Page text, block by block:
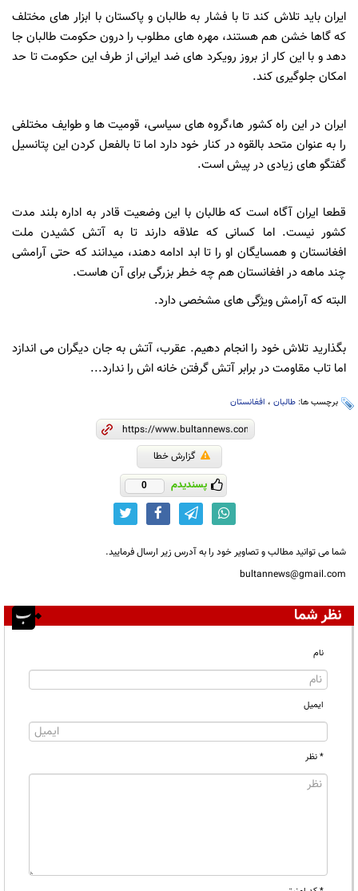
ایران باید تلاش کند تا با فشار به طالبان و پاکستان با ابزار های مختلف
که گاها خشن هم هستند، مهره های مطلوب را درون حکومت طالبان جا
دهد و با این کار از بروز رویکرد های ضد ایرانی از طرف این حکومت تا حد
امکان جلوگیری کند.
ایران در این راه کشور ها،گروه های سیاسی، قومیت ها و طوایف مختلفی
را به عنوان متحد بالقوه در کنار خود دارد اما تا بالفعل کردن این پتانسیل
گفتگو های زیادی در پیش است.
قطعا ایران آگاه است که طالبان با این وضعیت قادر به اداره بلند مدت
کشور نیست. اما کسانی که علاقه دارند تا به آتش کشیدن ملت
افغانستان و همسایگان او را تا ابد ادامه دهند، میدانند که حتی آرامشی
چند ماهه در افغانستان هم چه خطر بزرگی برای آن هاست.
البته که آرامش ویژگی های مشخصی دارد.
بگذارید تلاش خود را انجام دهیم. عقرب، آتش به جان دیگران می اندازد
اما تاب مقاومت در برابر آتش گرفتن خانه اش را ندارد...
برچسب ها: طالبان ، افغانستان
گزارش خطا
پسندیدم 0
شما می توانید مطالب و تصاویر خود را به آدرس زیر ارسال فرمایید.
bultannews@gmail.com
نظر شما
نام
ایمیل
* نظر